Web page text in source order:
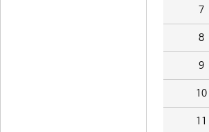
7
8
9
10
11